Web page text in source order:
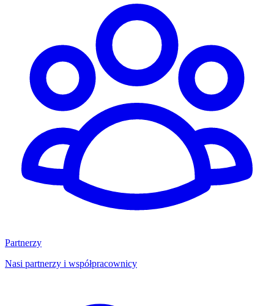
Partnerzy
Nasi partnerzy i współpracownicy